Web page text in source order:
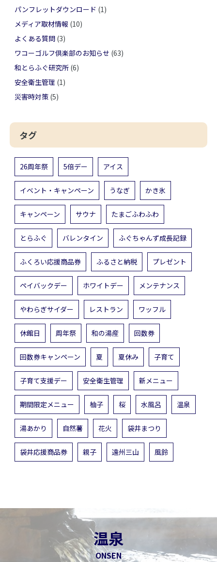
パンフレットダウンロード (1)
メディア取材情報 (10)
よくある質問 (3)
ワコーゴルフ倶楽部のお知らせ (63)
和とらふぐ研究所 (6)
安全衛生管理 (1)
災害時対策 (5)
タグ
26周年祭 5倍デー アイス
イベント・キャンペーン うなぎ かき氷
キャンペーン サウナ たまごふわふわ
とらふぐ バレンタイン ふぐちゃんず成長記録
ふくろい応援商品券 ふるさと納税 プレゼント
ペイバックデー ホワイトデー メンテナンス
やわらぎサイダー レストラン ワッフル
休館日 周年祭 和の湯産 回数券
回数券キャンペーン 夏 夏休み 子育て
子育て支援デー 安全衛生管理 新メニュー
期間限定メニュー 柚子 桜 水風呂 温泉
湯あかり 自然薯 花火 袋井まつり
袋井応援商品券 親子 遠州三山 風鈴
温泉
ONSEN